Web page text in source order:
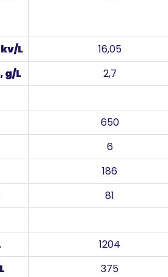
L 16,05
g/L
2,7
650
6
186
81
1204
375